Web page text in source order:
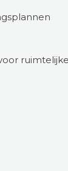
ruimtelijke